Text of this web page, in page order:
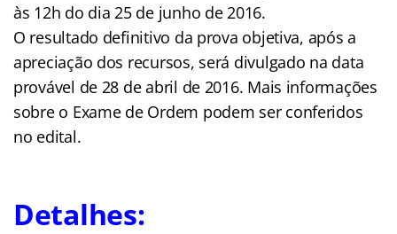
às 12h do dia 25 de junho de 2016.
O resultado definitivo da prova objetiva, após a
apreciação dos recursos, será divulgado na data
provável de 28 de abril de 2016. Mais informações
sobre o Exame de Ordem podem ser conferidos
no edital.
Detalhes: